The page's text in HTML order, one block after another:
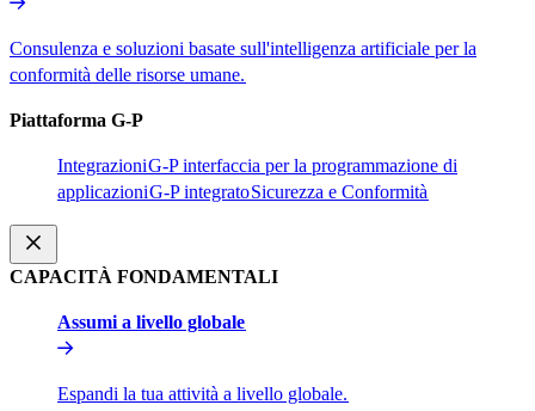
Consulenza e soluzioni basate sull'intelligenza artificiale per la
conformità delle risorse umane.​​
Piattaforma G-P​​
Integrazioni​​G-P interfaccia per la programmazione di
applicazioni​​G-P integrato​​Sicurezza e Conformità​​
CAPACITÀ FONDAMENTALI​​
Assumi a livello globale​​
Espandi la tua attività a livello globale.​​